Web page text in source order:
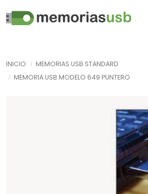
INICIO
MEMORIAS USB STANDARD
MEMORIA USB MODELO 649 PUNTERO